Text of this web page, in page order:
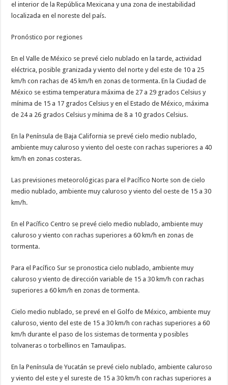
el interior de la República Mexicana y una zona de inestabilidad
localizada en el noreste del país.
Pronóstico por regiones
En el Valle de México se prevé cielo nublado en la tarde, actividad
eléctrica, posible granizada y viento del norte y del este de 10 a 25
km/h con rachas de 45 km/h en zonas de tormenta. En la Ciudad de
México se estima temperatura máxima de 27 a 29 grados Celsius y
mínima de 15 a 17 grados Celsius y en el Estado de México, máxima
de 24 a 26 grados Celsius y mínima de 8 a 10 grados Celsius.
En la Península de Baja California se prevé cielo medio nublado,
ambiente muy caluroso y viento del oeste con rachas superiores a 40
km/h en zonas costeras.
Las previsiones meteorológicas para el Pacífico Norte son de cielo
medio nublado, ambiente muy caluroso y viento del oeste de 15 a 30
km/h.
En el Pacífico Centro se prevé cielo medio nublado, ambiente muy
caluroso y viento con rachas superiores a 60 km/h en zonas de
tormenta.
Para el Pacífico Sur se pronostica cielo nublado, ambiente muy
caluroso y viento de dirección variable de 15 a 30 km/h con rachas
superiores a 60 km/h en zonas de tormenta.
Cielo medio nublado, se prevé en el Golfo de México, ambiente muy
caluroso, viento del este de 15 a 30 km/h con rachas superiores a 60
km/h durante el paso de los sistemas de tormenta y posibles
tolvaneras o torbellinos en Tamaulipas.
En la Península de Yucatán se prevé cielo nublado, ambiente caluroso
y viento del este y el sureste de 15 a 30 km/h con rachas superiores a